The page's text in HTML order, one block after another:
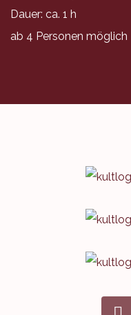
Dauer: ca. 1 h
ab 4 Personen möglich